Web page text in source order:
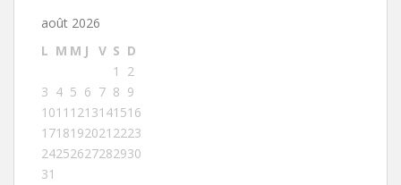
août 2026
L M M J V S D
1
2
3 4 5 6 7 8 9
1011 1213141516
1718192021 2223
24252627282930
31